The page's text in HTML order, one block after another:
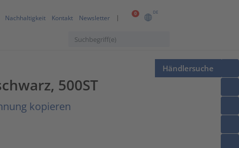
0 DE
Nachhaltigkeit Kontakt Newsletter
Händlersuche
500ST
kopieren